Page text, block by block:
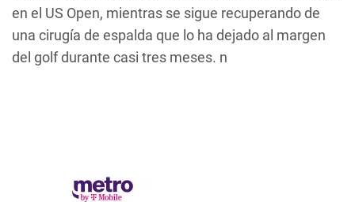
en el US Open, mientras se sigue recuperando de
una cirugía de espalda que lo ha dejado al margen
del golf durante casi tres meses. n